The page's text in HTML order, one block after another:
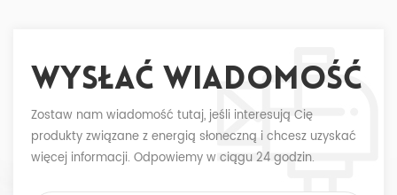
Wysłać Wiadomość
Zostaw nam wiadomość tutaj, jeśli interesują Cię
produkty związane z energią słoneczną i chcesz uzyskać
więcej informacji. Odpowiemy w ciągu 24 godzin.